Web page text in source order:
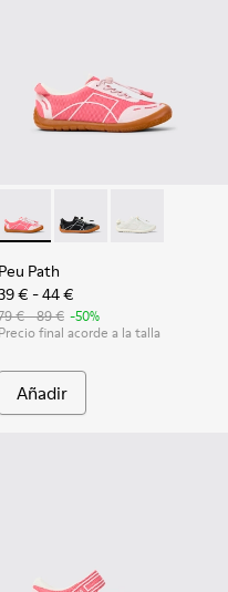
tejido y piel rosas para
de tejido y piel
Peu Path - K800691-003 -
Peu Path - K800691-
Peu Path -
Peu Path
€ - 44 €
€ - 89 € -50%
Precio final acorde a la talla
Añadir